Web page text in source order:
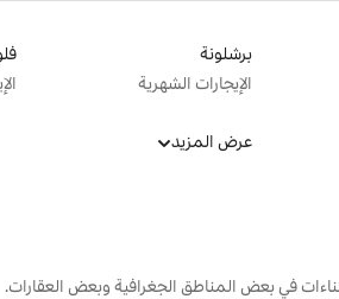
برشلونة
الإيجارات الشهرية
عرض المزيد
في بعض المناطق الجغرافية وبعض العقارات.